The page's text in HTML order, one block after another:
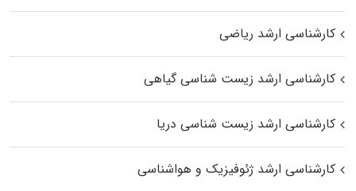
کارشناسی ارشد ریاضی
کارشناسی ارشد زیست‌ شناسی گیاهی
کارشناسی ارشد زیست‌ شناسی دریا
کارشناسی ارشد ژئوفیزیک و هواشناسی